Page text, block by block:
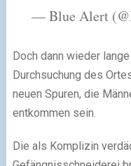
— Blue Alert
Doch dann wieder
Durchsuchung des
neuen Spuren, die
entkommen sein.
Die als Komplizin